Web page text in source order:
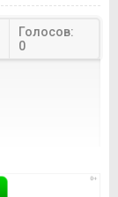
Голосов:
0